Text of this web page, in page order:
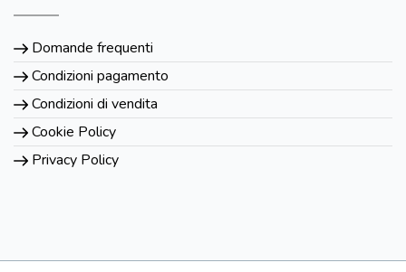
Domande frequenti
Condizioni pagamento
Condizioni di vendita
Cookie Policy
Privacy Policy